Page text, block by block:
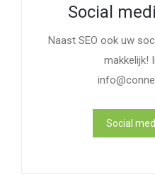
Social
Naast SEO ook uw
makkelijk!
Social